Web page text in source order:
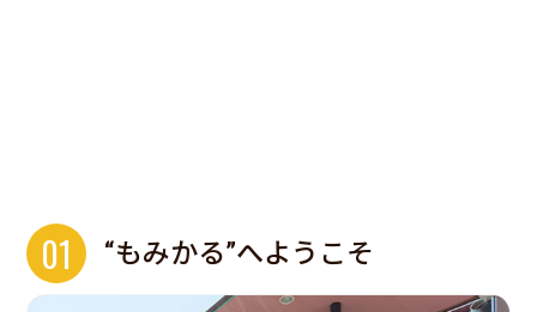
01 “もみかる”へようこそ